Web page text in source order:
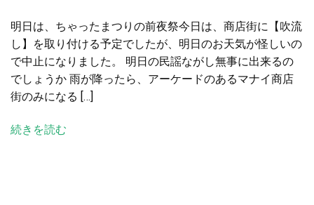
な
お
天
気
明日は、ちゃったまつりの前夜祭今日は、商店街に【吹流
し】を取り付ける予定でしたが、明日のお天気が怪しいの
で中止になりました。 明日の民謡ながし無事に出来るの
でしょうか 雨が降ったら、アーケードのあるマナイ商店
街のみになる […]
続きを読む